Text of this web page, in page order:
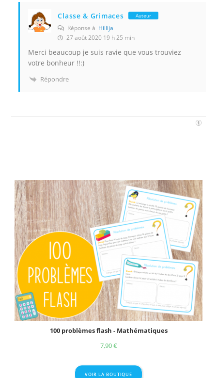
Classe & Grimaces Auteur
Réponse à Hillija
27 août 2020 19 h 25 min
Merci beaucoup je suis ravie que vous trouviez
votre bonheur !!:)
Répondre
100 problèmes flash - Mathématiques
7,90€
VOIR LA BOUTIQUE